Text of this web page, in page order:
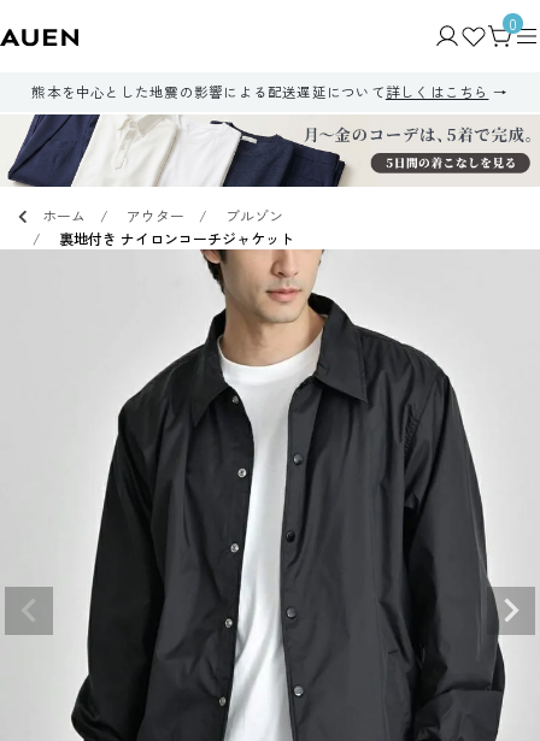
0
熊本を中心とした地震の影響による配送遅延について詳しくはこちら
ホーム アウター
ブルゾン
裏地付き ナイロンコーチジャケット